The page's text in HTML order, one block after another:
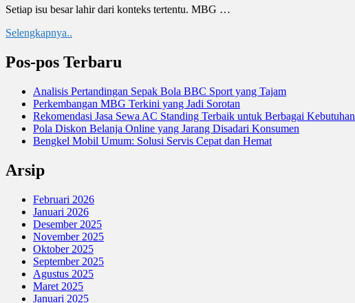
Setiap isu besar lahir dari konteks tertentu. MBG …
Selengkapnya..
Pos-pos Terbaru
Analisis Pertandingan Sepak Bola BBC Sport yang Tajam
Perkembangan MBG Terkini yang Jadi Sorotan
Rekomendasi Jasa Sewa AC Standing Terbaik untuk Berbagai Kebutuhan
Pola Diskon Belanja Online yang Jarang Disadari Konsumen
Bengkel Mobil Umum: Solusi Servis Cepat dan Hemat
Arsip
Februari 2026
Januari 2026
Desember 2025
November 2025
Oktober 2025
September 2025
Agustus 2025
Maret 2025
Januari 2025